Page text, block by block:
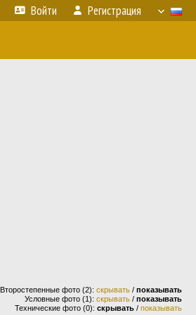
Войти Регистрация
Второстепенные фото (2): скрывать / показывать
Условные фото (1): скрывать / показывать
Технические фото (0): скрывать / показывать